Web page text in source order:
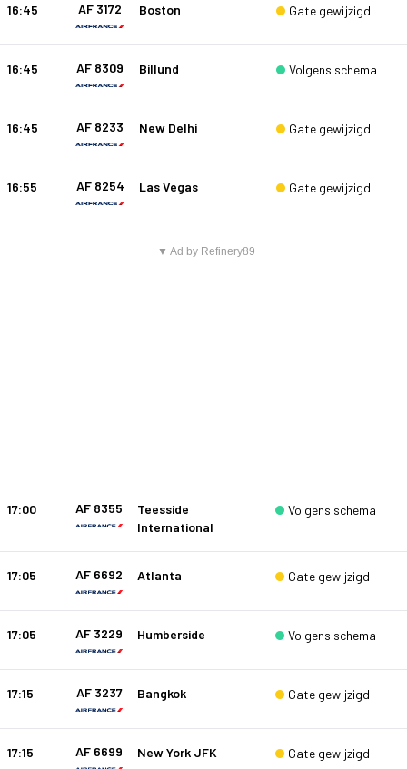
16:45 AF 3172 Boston Gate gewijzigd
16:45 AF 8309 Billund Volgens schema
16:45 AF 8233 New Delhi Gate gewijzigd
16:55 AF 8254 Las Vegas Gate gewijzigd
▼ Ad by Refinery89
17:00 AF 8355
Teesside
International
Volgens schema
17:05 AF 6692 Atlanta Gate gewijzigd
17:05 AF 3229 Humberside Volgens schema
17:15 AF 3237 Bangkok Gate gewijzigd
17:15 AF 6699 New York JFK Gate gewijzigd